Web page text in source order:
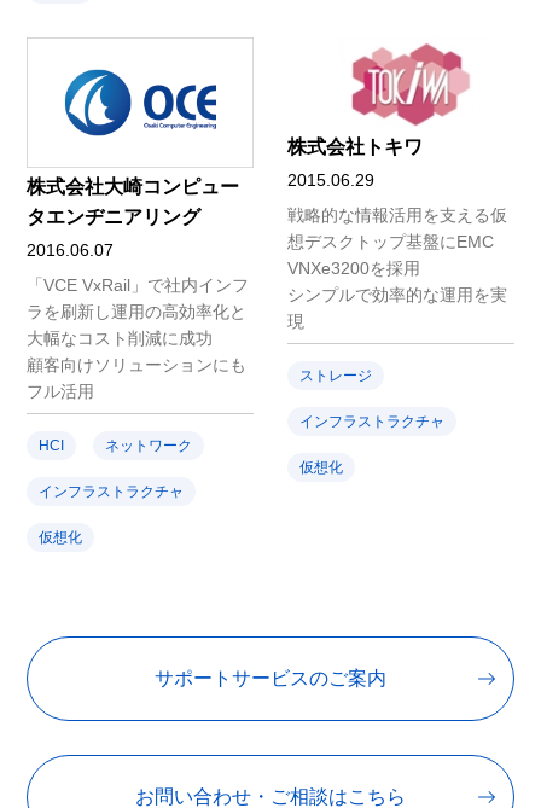
株式会社大崎コンピュー
タエンヂニアリング
2016.06.07
「VCE VxRail」で社内インフ
ラを刷新し運用の高効率化と
大幅なコスト削減に成功
顧客向けソリューションにも
フル活用
HCI ネットワーク
インフラストラクチャ
仮想化
株式会社トキワ
2015.06.29
戦略的な情報活用を支える仮
想デスクトップ基盤にEMC
VNXe3200を採用
シンプルで効率的な運用を実
現
ストレージ
インフラストラクチャ
仮想化
サポートサービスのご案内
お問い合わせ・ご相談はこちら